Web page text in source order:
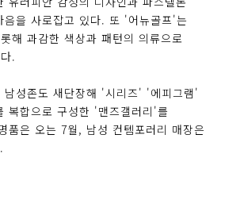
음을 사로잡고 있다. 또 '어뉴골프'는
해 과감한 색상과 패턴의 의류으로
.
남성존도 새단장해 '시리즈' '에피그램'
복합으로 구성한 '맨즈갤러리'를
품은 오는 7월, 남성 컨템포러리 매장은